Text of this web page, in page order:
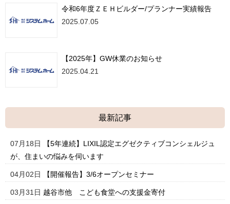
令和6年度ＺＥＨビルダー/プランナー実績報告
2025.07.05
【2025年】GW休業のお知らせ
2025.04.21
最新記事
07月18日
【5年連続】LIXIL認定エグゼクティブコンシェルジュ
が、住まいの悩みを伺います
04月02日 【開催報告】3/6オープンセミナー
03月31日 越谷市他 こども食堂への支援金寄付